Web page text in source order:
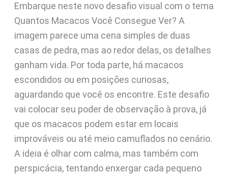
Embarque neste novo desafio visual com o tema
Quantos Macacos Você Consegue Ver? A
imagem parece uma cena simples de duas
casas de pedra, mas ao redor delas, os detalhes
ganham vida. Por toda parte, há macacos
escondidos ou em posições curiosas,
aguardando que você os encontre. Este desafio
vai colocar seu poder de observação à prova, já
que os macacos podem estar em locais
improváveis ou até meio camuflados no cenário.
A ideia é olhar com calma, mas também com
perspicácia, tentando enxergar cada pequeno